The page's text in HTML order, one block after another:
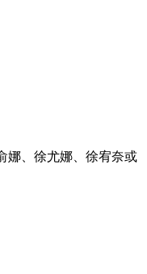
娜、徐尤娜、徐宥奈或